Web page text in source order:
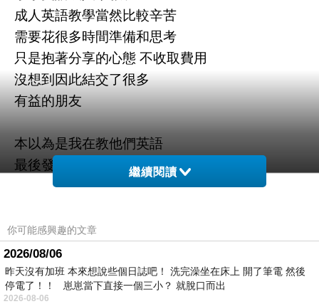
成人英語教學當然比較辛苦
需要花很多時間準備和思考
只是抱著分享的心態 不收取費用
沒想到因此結交了很多
有益的朋友
本以為是我在教他們英語
最後發現
他們給我的生命厚度
多好多好多
認識新的 又好的 朋友
為我最近的生活
繼續閱讀
你可能感興趣的文章
2026/08/06
昨天沒有加班 本來想說些個日誌吧！ 洗完澡坐在床上 開了筆電 然後
停電了！！ 崽崽當下直接一個三小？ 就脫口而出
2026-08-06